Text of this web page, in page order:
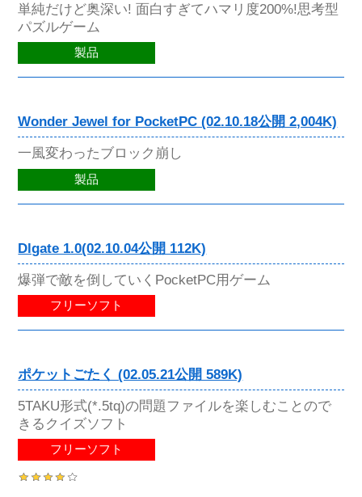
単純だけど奥深い! 面白すぎてハマリ度200%!思考型
パズルゲーム
製品
Wonder Jewel for PocketPC (02.10.18公開 2,004K)
一風変わったブロック崩し
製品
Dlgate 1.0(02.10.04公開 112K)
爆弾で敵を倒していくPocketPC用ゲーム
フリーソフト
ポケットごたく (02.05.21公開 589K)
5TAKU形式(*.5tq)の問題ファイルを楽しむことので
きるクイズソフト
フリーソフト